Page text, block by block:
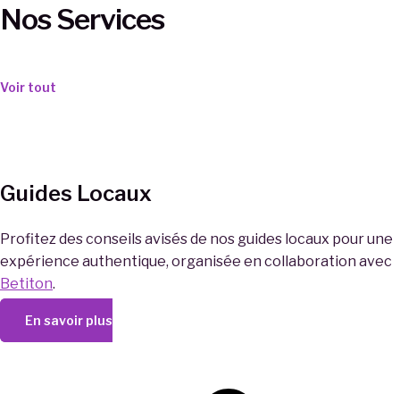
Nos Services
Voir tout
Guides Locaux
Profitez des conseils avisés de nos guides locaux pour une
expérience authentique, organisée en collaboration avec
Betiton.
En savoir plus